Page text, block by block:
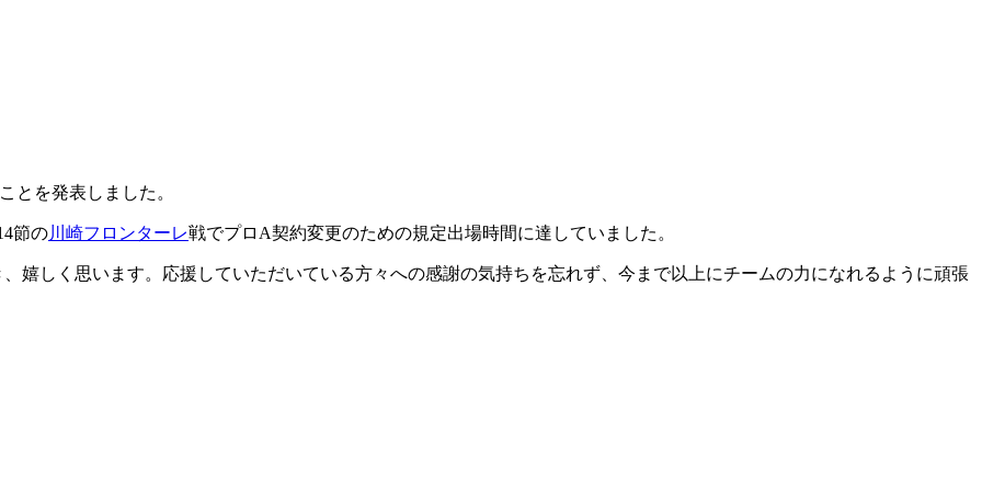
とを発表しました。
節の川崎フロンターレ戦でプロA契約変更のための規定出場時間に達していました。
嬉しく思います。応援していただいている方々への感謝の気持ちを忘れず、今まで以上にチームの力になれるように頑張